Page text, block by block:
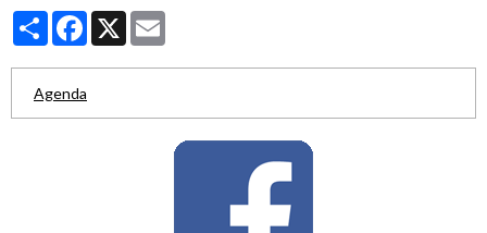
PartagerFacebook
X
Agenda